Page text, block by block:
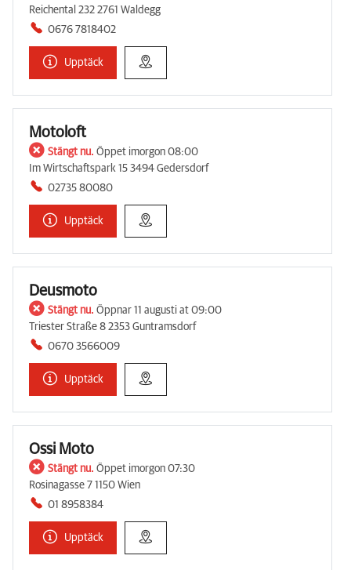
Reichental 232 2761 Waldegg
0676 7818402
Upptäck
Motoloft
Stängt nu. Öppet imorgon 08:00
Im Wirtschaftspark 15 3494 Gedersdorf
02735 80080
Upptäck
Deusmoto
Stängt nu. Öppnar 11 augusti at 09:00
Triester Straße 8 2353 Guntramsdorf
0670 3566009
Upptäck
Ossi Moto
Stängt nu. Öppet imorgon 07:30
Rosinagasse 7 1150 Wien
01 8958384
Upptäck